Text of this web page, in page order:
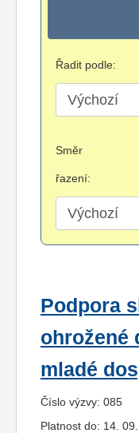
Řadit podle:
Směr
řazení:
Podpora
ohrožené
mladé
Číslo výzvy: 085
Platnost do: 14.